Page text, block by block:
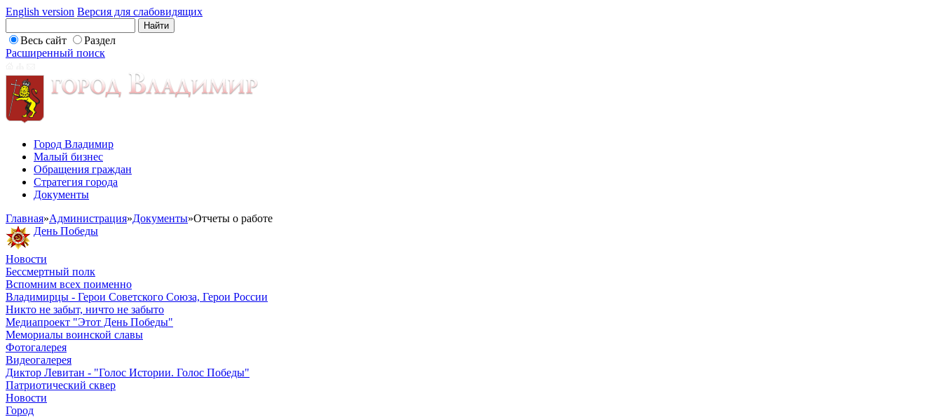
English version Версия для слабовидящих
Весь сайт
Раздел
Расширенный поиск
Город Владимир
Малый бизнес
Обращения граждан
Стратегия города
Документы
Главная»Администрация»Документы»Отчеты о работе
День Победы
Новости
Бессмертный полк
Вспомним всех поименно
Владимирцы - Герои Советского Союза, Герои России
Никто не забыт, ничто не забыто
Медиапроект "Этот День Победы"
Мемориалы воинской славы
Фотогалерея
Видеогалерея
Диктор Левитан - "Голос Истории. Голос Победы"
Патриотический сквер
Новости
Город